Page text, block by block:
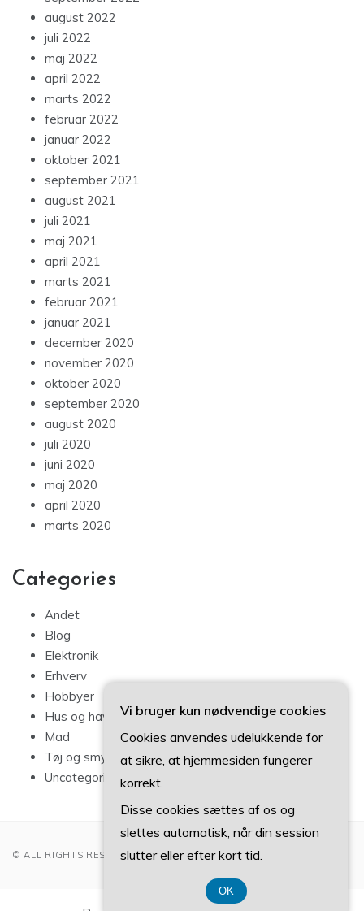
august 2022
juli 2022
maj 2022
april 2022
marts 2022
februar 2022
januar 2022
oktober 2021
september 2021
august 2021
juli 2021
maj 2021
april 2021
marts 2021
februar 2021
januar 2021
december 2020
november 2020
oktober 2020
september 2020
august 2020
juli 2020
juni 2020
maj 2020
april 2020
marts 2020
Categories
Andet
Blog
Elektronik
Erhverv
Hobbyer
Hus og have
Mad
Tøj og smykker
Uncategorized
© ALL RIGHTS RESERVED 2022
Vi bruger kun nødvendige cookies
Cookies anvendes udelukkende for
at sikre, at hjemmesiden fungerer
korrekt.
Disse cookies sættes af os og
slettes automatisk, når din session
slutter eller efter kort tid.
OK